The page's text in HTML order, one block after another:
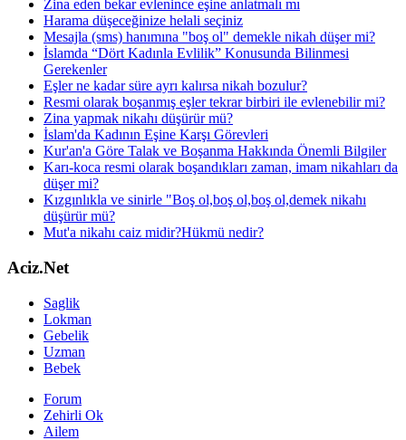
Zina eden bekar evlenince eşine anlatmalı mı
Harama düşeceğinize helali seçiniz
Mesajla (sms) hanımına "boş ol" demekle nikah düşer mi?
İslamda “Dört Kadınla Evlilik” Konusunda Bilinmesi
Gerekenler
Eşler ne kadar süre ayrı kalırsa nikah bozulur?
Resmi olarak boşanmış eşler tekrar birbiri ile evlenebilir mi?
Zina yapmak nikahı düşürür mü?
İslam'da Kadının Eşine Karşı Görevleri
Kur'an'a Göre Talak ve Boşanma Hakkında Önemli Bilgiler
Karı-koca resmi olarak boşandıkları zaman, imam nikahları da
düşer mi?
Kızgınlıkla ve sinirle "Boş ol,boş ol,boş ol,demek nikahı
düşürür mü?
Mut'a nikahı caiz midir?Hükmü nedir?
Aciz.Net
Saglik
Lokman
Gebelik
Uzman
Bebek
Forum
Zehirli Ok
Ailem